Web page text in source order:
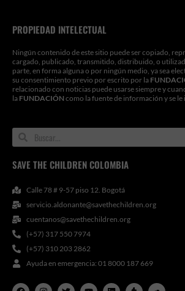
PROPIEDAD INTELECTUAL
Ningún contenido de este sitio puede ser copiado,
cargado, publicado, transmitido, distribuido, o
parte, en forma alguna o por ningún medio, ya sea
su consentimiento previo por escrito por la
relacionado con noticias puede usarse siempre y
la FUNDACIÓN como la fuente de información y se
SearchSearch
SAVE THE CHILDREN COLOMBIA
Calle 78 # 9-57 piso 12. Bogotá
servicio.aldonante@savethechildren.org
cuentanos@savethechildren.org
(+57) 317 550 7974
(+57) 310 203 2862
Ayuda en emergencia: 01 8000 187 669
F
I
T
Y
L
T
S